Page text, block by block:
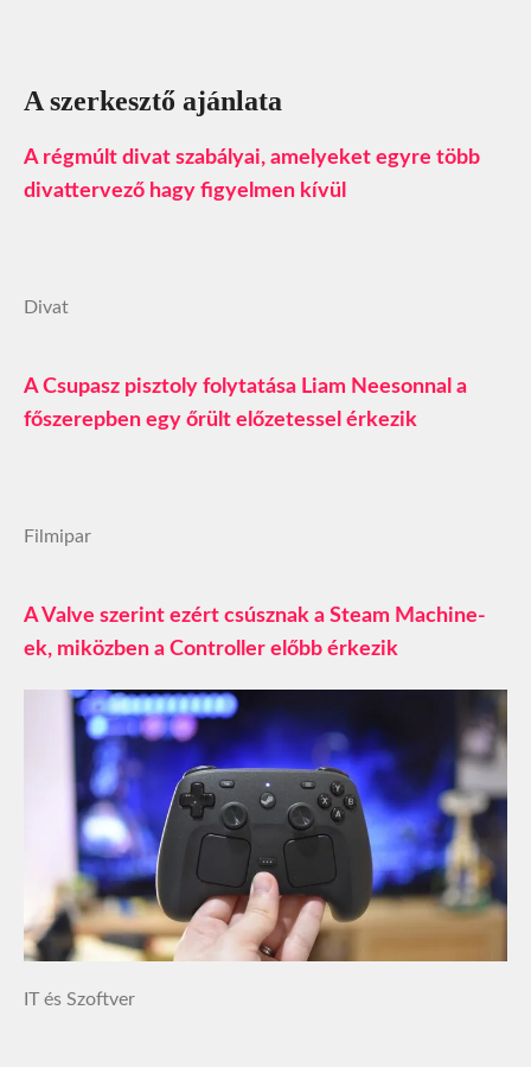
A szerkesztő ajánlata
A régmúlt divat szabályai, amelyeket egyre több
divattervező hagy figyelmen kívül
Divat
A Csupasz pisztoly folytatása Liam Neesonnal a
főszerepben egy őrült előzetessel érkezik
Filmipar
A Valve szerint ezért csúsznak a Steam Machine-
ek, miközben a Controller előbb érkezik
IT és Szoftver